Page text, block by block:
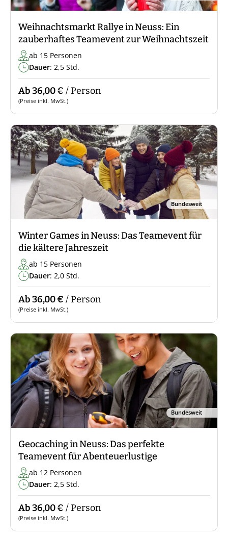
Weihnachtsmarkt Rallye in Neuss: Ein
zauberhaftes Teamevent zur Weihnachtszeit
ab 15 Personen
Dauer: 2,5 Std.
Ab 36,00 € / Person
(Preise inkl. MwSt.)
Bundesweit
Winter Games in Neuss: Das Teamevent für
die kältere Jahreszeit
ab 15 Personen
Dauer: 2,0 Std.
Ab 36,00 € / Person
(Preise inkl. MwSt.)
Bundesweit
Geocaching in Neuss: Das perfekte
Teamevent für Abenteuerlustige
ab 12 Personen
Dauer: 2,5 Std.
Ab 36,00 € / Person
(Preise inkl. MwSt.)